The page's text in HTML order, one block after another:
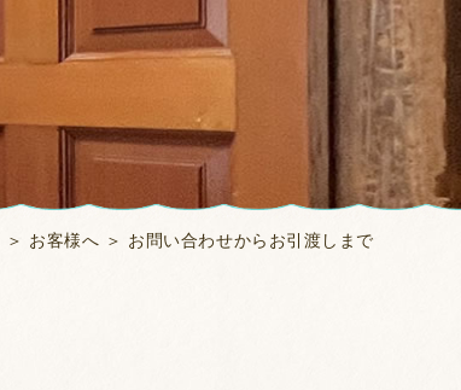
＞ お客様へ ＞ お問い合わせからお引渡しまで